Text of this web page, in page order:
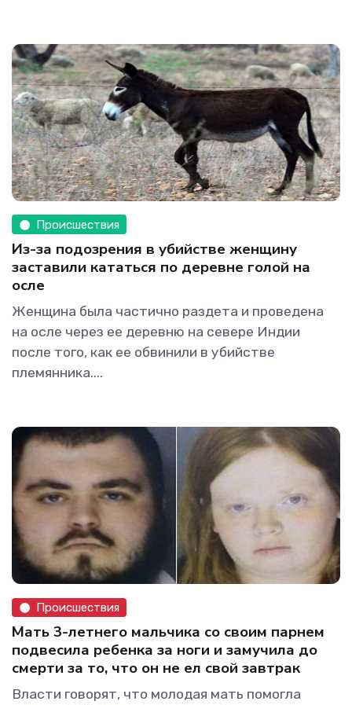
Происшествия
Из-за подозрения в убийстве женщину
заставили кататься по деревне голой на
осле
Женщина была частично раздета и проведена
на осле через ее деревню на севере Индии
после того, как ее обвинили в убийстве
племянника....
Происшествия
Мать 3-летнего мальчика со своим парнем
подвесила ребенка за ноги и замучила до
смерти за то, что он не ел свой завтрак
Власти говорят, что молодая мать помогла